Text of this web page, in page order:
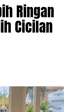
Ringan
Cicilan